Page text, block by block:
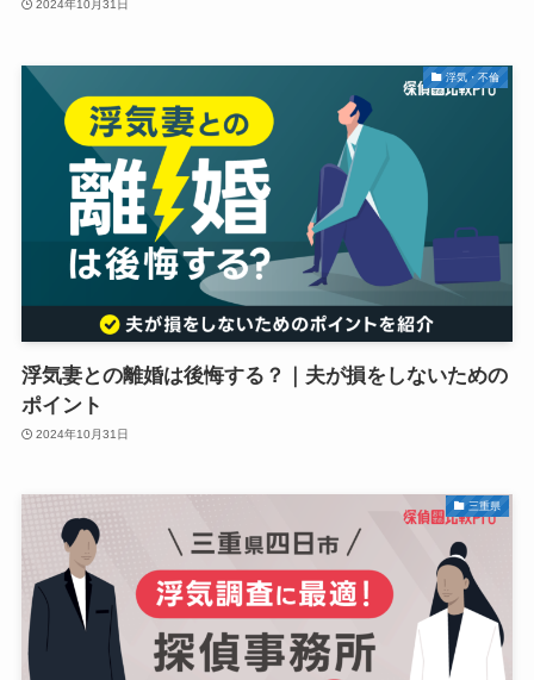
2024年10月31日
浮気・不倫
浮気妻との離婚は後悔する？｜夫が損をしないための
ポイント
2024年10月31日
三重県